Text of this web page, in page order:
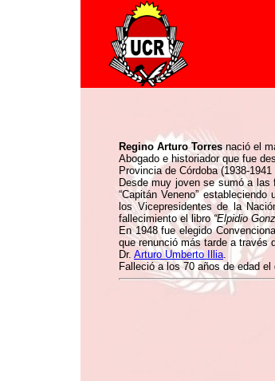
Regino Arturo Torresnació el
Abogado e historiador que fue
Provincia de Córdoba (1938-
Desde muy joven se sumó a las
“Capitán Veneno”
los Vicepresidentes de la
fallecimiento el libro “Elpidio
En 1948 fue elegido
que renunció más tarde a través
Dr. Arturo Umberto Illia.
Falleció a los 70 años de edad el